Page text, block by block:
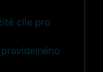
cíle pro